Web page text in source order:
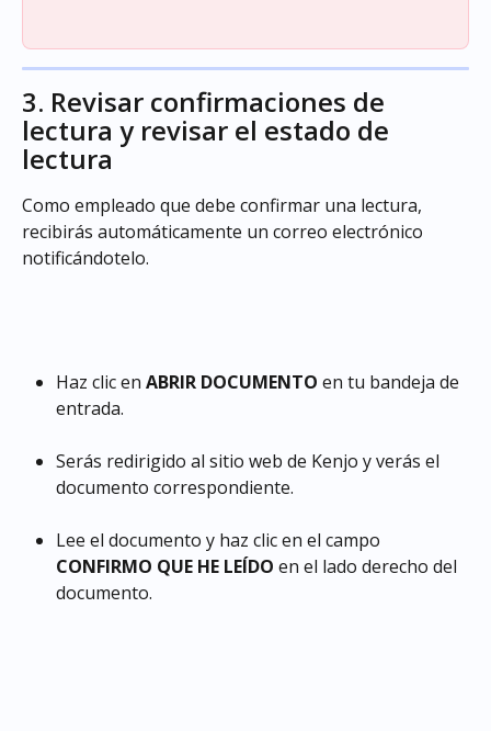
3. Revisar confirmaciones de
lectura y revisar el estado de
lectura
Como empleado que debe confirmar una lectura,
recibirás automáticamente un correo electrónico
notificándotelo.
Haz clic en ABRIR DOCUMENTO en tu bandeja de
entrada.
Serás redirigido al sitio web de Kenjo y verás el
documento correspondiente.
Lee el documento y haz clic en el campo
CONFIRMO QUE HE LEÍDO en el lado derecho del
documento.